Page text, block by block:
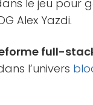
le jeu pour
Alex Yazdi.
full-
l’univers